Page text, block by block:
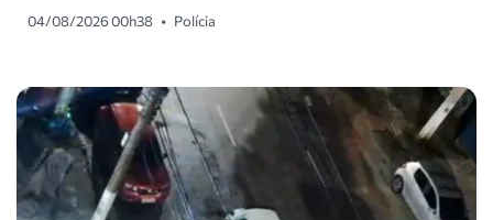
04/08/2026 00h38 • Polícia